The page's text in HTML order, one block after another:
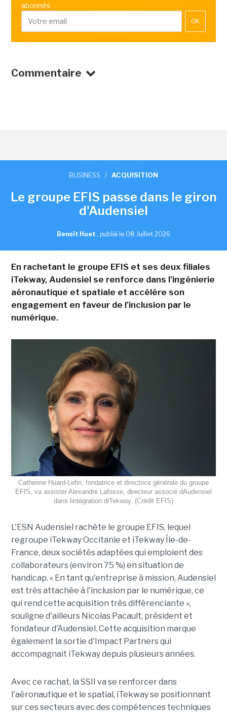
abonnés
OK
Commentaire
BUSINESS / ACQUISITION
Le groupe EFIS passe dans le giron
d'Audensiel
Benoît Huet , publié le 08 Juillet 2026
En rachetant le groupe EFIS et ses deux filiales
iTekway, Audensiel se renforce dans l'ingénierie
aéronautique et spatiale et accélère son
engagement en faveur de l'inclusion par le
numérique.
Catherine Huard-Lefin, fondatrice et directrice générale du groupe
EFIS, va assister Alexandre Lafosse, directeur associé dAudensiel
dans lintégration diTekway. (Crédit EFIS)
L'ESN Audensiel rachète le groupe EFIS, lequel
regroupe iTekway Occitanie et iTekway Île-de-
France, deux sociétés adaptées qui emploient des
collaborateurs (environ 75 %) en situation de
handicap. « En tant qu'entreprise à mission, Audensiel
est très attachée à l'inclusion par le numérique, ce
qui rend cette acquisition très différenciante »,
souligne d'ailleurs Nicolas Pacault, président et
fondateur d'Audensiel. Cette acquisition marque
également la sortie d'Impact Partners qui
accompagnait iTekway depuis plusieurs années.
Avec ce rachat, la SSII va se renforcer dans
l'aéronautique et le spatial, iTekway se positionnant
sur ces secteurs avec des compétences techniques